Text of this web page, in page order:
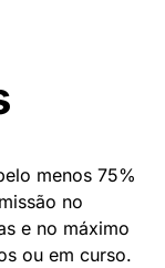
menos 75%
no
e no máximo
ou em curso.